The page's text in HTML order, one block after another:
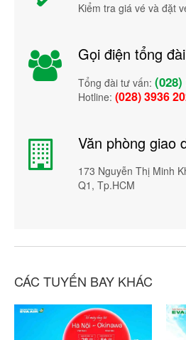
Kiểm tra giá vé và đặt
Gọi điện tổng
Tổng đài tư vấn: (028)
Hotline: (028) 3936
Văn phòng giao
173 Nguyễn Thị Minh
Q1, Tp.HCM
CÁC TUYẾN BAY KHÁC